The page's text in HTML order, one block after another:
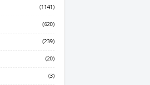
(1141)
(620)
(239)
(20)
(3)